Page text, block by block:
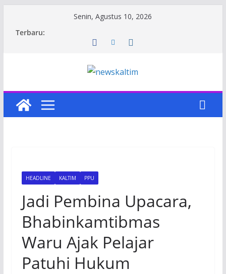
Senin, Agustus 10, 2026
Terbaru:
HEADLINE KALTIM PPU
Jadi Pembina Upacara,
Bhabinkamtibmas
Waru Ajak Pelajar
Patuhi Hukum